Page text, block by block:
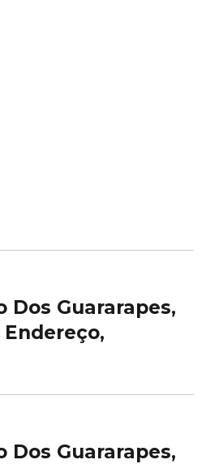
Dos Guararapes,
Endereço,
Dos Guararapes,